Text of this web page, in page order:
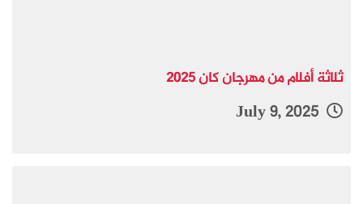
ثلاثة أفلام من مهرجان كان 2025